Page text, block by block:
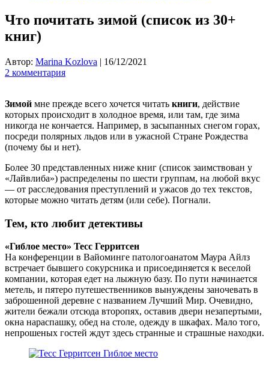
Что почитать зимой (список из 30+
книг)
Автор: Marina Kozlova | 16/12/2021
2 комментария
Зимой мне прежде всего хочется читать книги, действие
которых происходит в холодное время, или там, где зима
никогда не кончается. Например, в засыпанных снегом горах,
посреди полярных льдов или в ужасной Стране Рождества
(почему бы и нет).
Более 30 представленных ниже книг (список заимствован у
«Лайвлиба») распределены по шести группам, на любой вкус
— от расследования преступлений и ужасов до тех текстов,
которые можно читать детям (или себе). Погнали.
Тем, кто любит детективы
«Гиблое место» Тесс Герритсен
На конференции в Вайоминге патологоанатом Маура Айлз
встречает бывшего сокурсника и присоединяется к веселой
компании, которая едет на лыжную базу. По пути начинается
метель, и пятеро путешественников вынуждены заночевать в
заброшенной деревне с названием Лучший Мир. Очевидно,
жители бежали отсюда второпях, оставив двери незапертыми,
окна нараспашку, обед на столе, одежду в шкафах. Мало того,
непрошеных гостей ждут здесь странные и страшные находки.